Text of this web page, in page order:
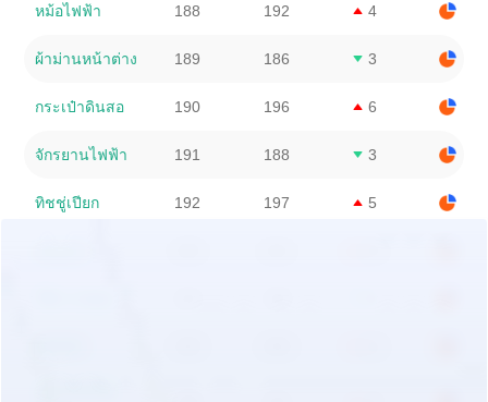
หม้อไฟฟ้า 188 192 4
ผ้าม่านหน้าต่าง 189 186 3
กระเป๋าดินสอ 190 196 6
จักรยานไฟฟ้า 191 188 3
ทิชชู่เปียก 192 197 5